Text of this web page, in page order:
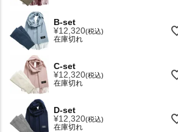
B-set
¥12,320 税込
在庫切れ
C-set
¥12,320 税込
在庫切れ
D-set
¥12,320 税込
在庫切れ